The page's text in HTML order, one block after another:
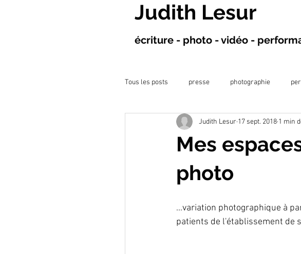
Judith Lesur
écriture - photo - vidéo -
Tous les posts presse photographie
projet à l&#39;hôpital projection
ateliers artistiques
Mes
photo
Judith Lesur 17 sept. 2018 1 min
...variation photographique à
patients de l'établissement de